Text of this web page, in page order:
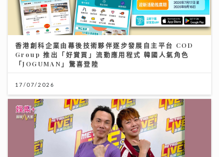
香港創科企業由幕後技術夥伴逐步發展自主平台 COD
Group 推出「好賞買」流動應用程式 韓國人氣角色
「JOGUMAN」驚喜登陸
17/07/2026